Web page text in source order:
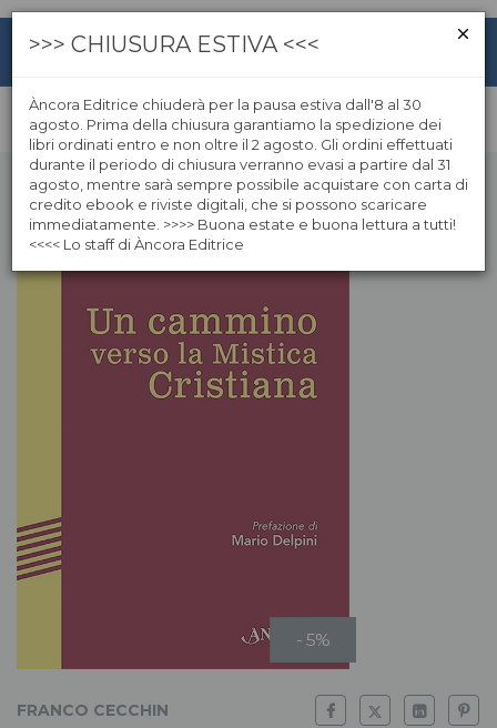
- 5%
FRANCO CECCHIN
>>> CHIUSURA ESTIVA <<<
Àncora Editrice chiuderà per la pausa estiva dall'8 al 30
agosto. Prima della chiusura garantiamo la spedizione dei
libri ordinati entro e non oltre il 2 agosto. Gli ordini effettuati
durante il periodo di chiusura verranno evasi a partire dal 31
agosto, mentre sarà sempre possibile acquistare con carta di
credito ebook e riviste digitali, che si possono scaricare
immediatamente. >>>> Buona estate e buona lettura a tutti!
<<<< Lo staff di Àncora Editrice